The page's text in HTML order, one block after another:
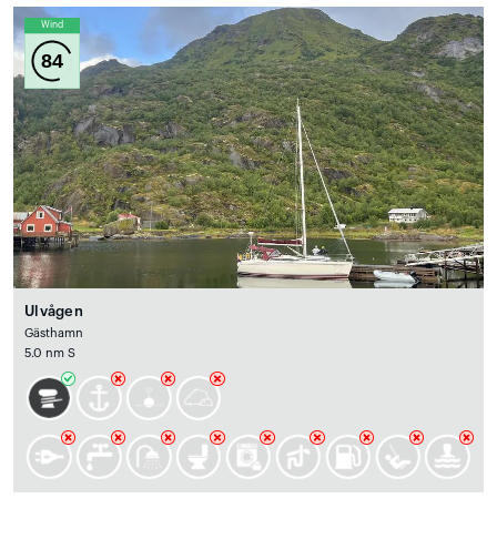
Wind
84
Ulvågen
Gästhamn
5.0 nm S